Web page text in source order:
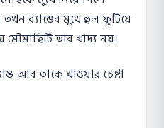
তখন ব্যাঙের মুখে হুল ফুটিয়ে
মৌমাছিটি তার খাদ্য নয়।
আর তাকে খাওয়ার চেষ্টা